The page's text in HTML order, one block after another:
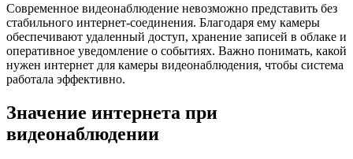
Современное видеонаблюдение невозможно представить без
стабильного интернет-соединения. Благодаря ему камеры
обеспечивают удаленный доступ, хранение записей в облаке и
оперативное уведомление о событиях. Важно понимать, какой
нужен интернет для камеры видеонаблюдения, чтобы система
работала эффективно.
Значение интернета при
видеонаблюдении